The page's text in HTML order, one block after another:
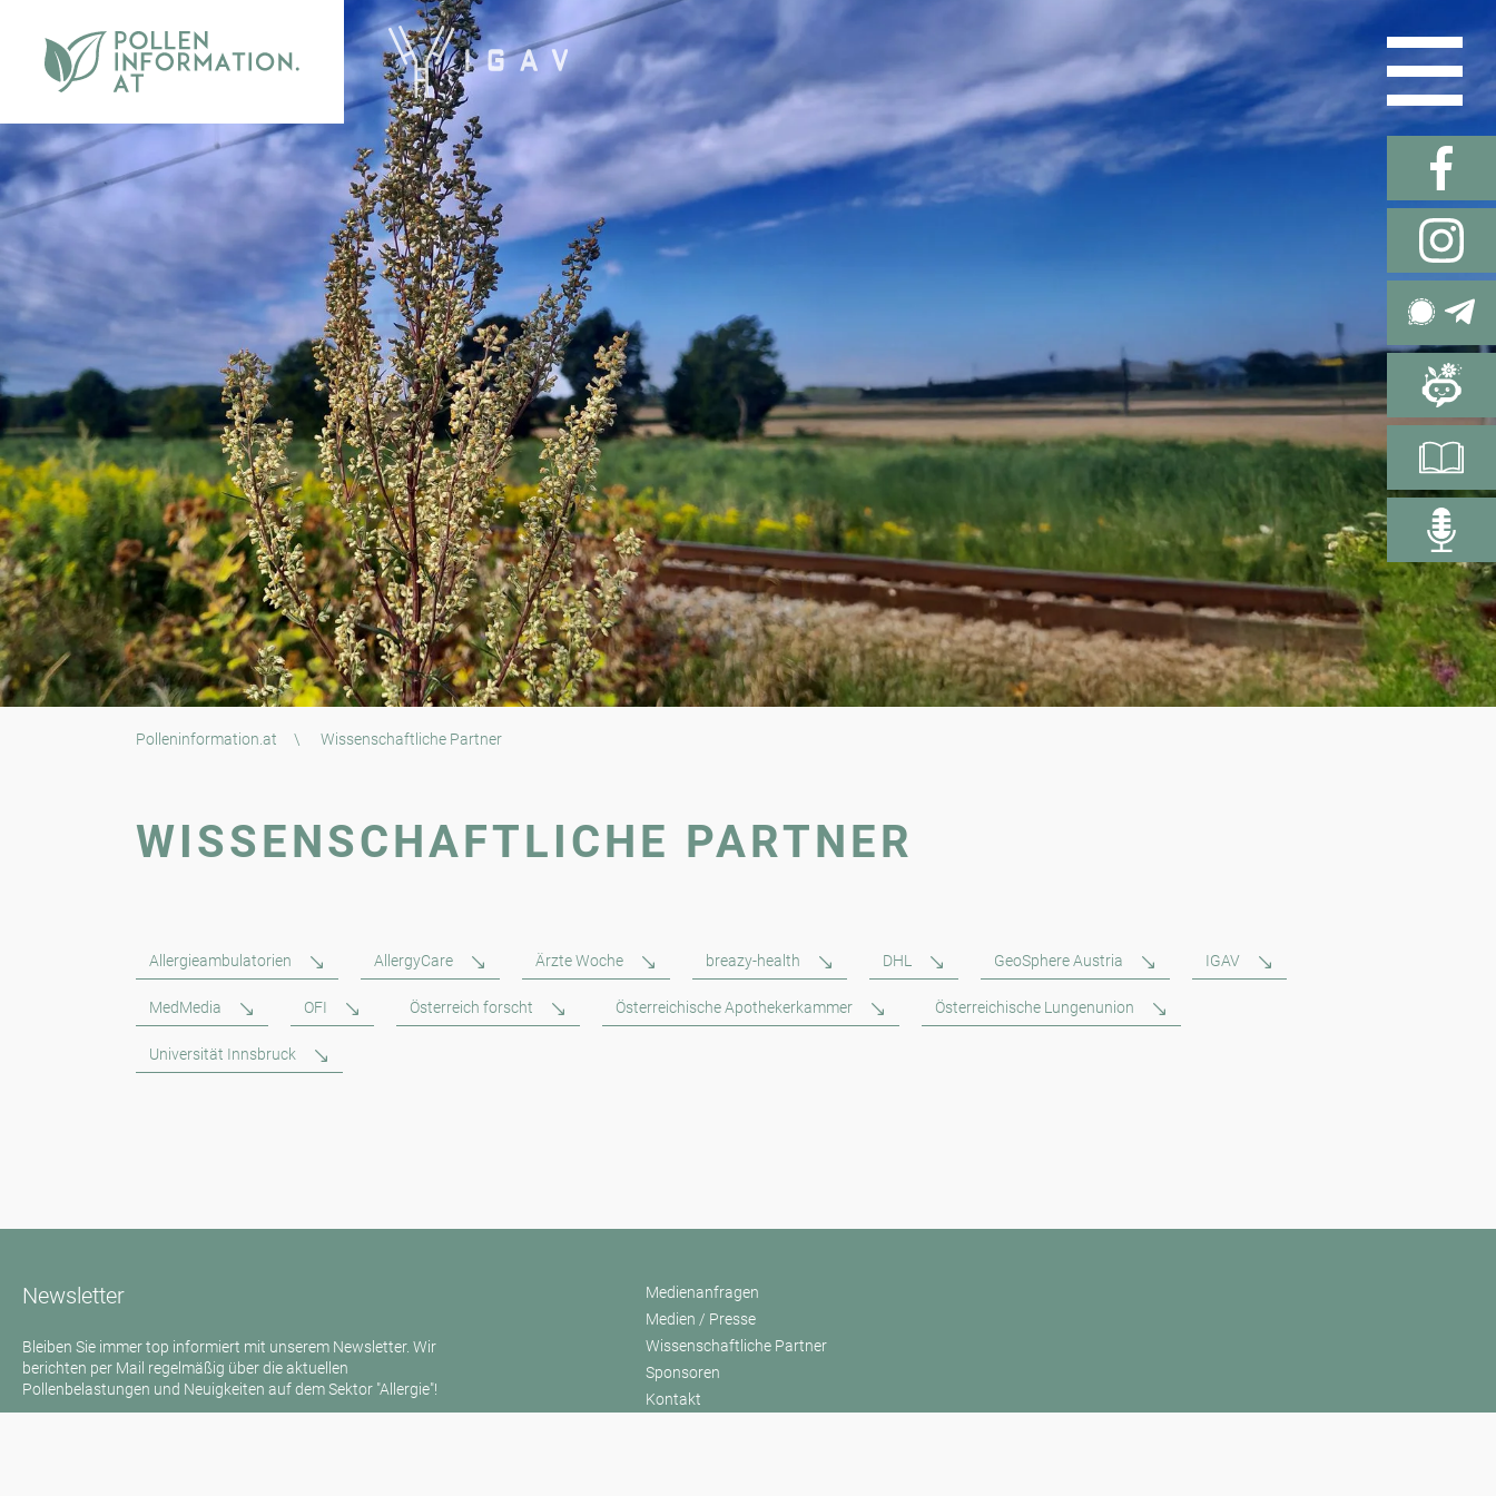
Polleninformation.at \ Wissenschaftliche Partner
WISSENSCHAFTLICHE PARTNER
Allergieambulatorien AllergyCare Ärzte Woche breazy-health DHL GeoSphere Austria IGAV
MedMedia OFI Österreich forscht Österreichische Apothekerkammer Österreichische Lungenunion
Universität Innsbruck
Newsletter
Bleiben Sie immer top informiert mit unserem Newsletter. Wir
berichten per Mail regelmäßig über die aktuellen
Pollenbelastungen und Neuigkeiten auf dem Sektor "Allergie"!
Medienanfragen
Medien / Presse
Wissenschaftliche Partner
Sponsoren
Kontakt